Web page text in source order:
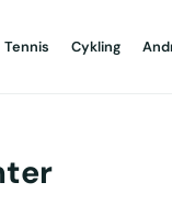
Tennis Cykling